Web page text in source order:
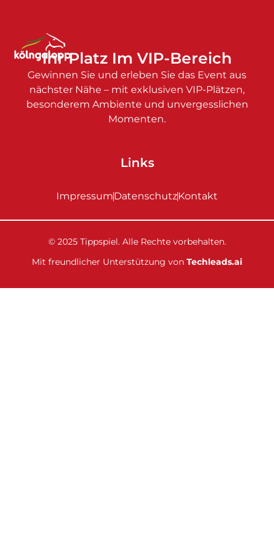
Ihr Platz Im VIP-Bereich
Gewinnen Sie und erleben Sie das Event aus
nächster Nähe – mit exklusiven VIP-Plätzen,
besonderem Ambiente und unvergesslichen
Momenten.
Links
ImpressumDatenschutzKontakt
© 2025 Tippspiel. Alle Rechte vorbehalten.
Mit freundlicher Unterstützung von Techleads.ai